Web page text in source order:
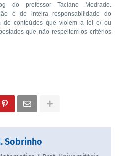
do professor Taciano Medrado.
é de inteira responsabilidade do
de conteúdos que violem a lei e/ ou
que não respeitem os critérios
Sobrinho